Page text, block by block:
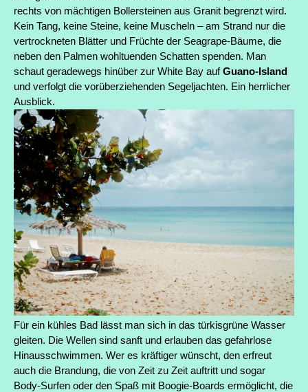
rechts von mächtigen Bollersteinen aus Granit begrenzt wird.
Kein Tang, keine Steine, keine Muscheln – am Strand nur die
vertrockneten Blätter und Früchte der Seagrape-Bäume, die
neben den Palmen wohltuenden Schatten spenden. Man
schaut geradewegs hinüber zur White Bay aufGuano-Island
und verfolgt die vorüberziehenden Segeljachten. Ein herrlicher
Ausblick.
Für ein kühles Bad lässt man sich in das türkisgrüne Wasser
gleiten. Die Wellen sind sanft und erlauben das gefahrlose
Hinausschwimmen. Wer es kräftiger wünscht, den erfreut
auch die Brandung, die von Zeit zu Zeit auftritt und sogar
Body-Surfen oder den Spaß mit Boogie-Boards ermöglicht, die